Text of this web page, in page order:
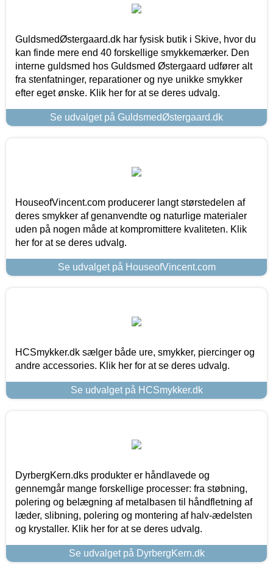
GuldsmedØstergaard.dk har fysisk butik i Skive, hvor du
kan finde mere end 40 forskellige smykkemærker. Den
interne guldsmed hos Guldsmed Østergaard udfører alt
fra stenfatninger, reparationer og nye unikke smykker
efter eget ønske. Klik her for at se deres udvalg.
Se udvalget på GuldsmedØstergaard.dk
HouseofVincent.com producerer langt størstedelen af
deres smykker af genanvendte og naturlige materialer
uden på nogen måde at kompromittere kvaliteten. Klik
her for at se deres udvalg.
Se udvalget på HouseofVincent.com
HCSmykker.dk sælger både ure, smykker, piercinger og
andre accessories. Klik her for at se deres udvalg.
Se udvalget på HCSmykker.dk
DyrbergKern.dks produkter er håndlavede og
gennemgår mange forskellige processer: fra støbning,
polering og belægning af metalbasen til håndfletning af
læder, slibning, polering og montering af halv-ædelsten
og krystaller. Klik her for at se deres udvalg.
Se udvalget på DyrbergKern.dk